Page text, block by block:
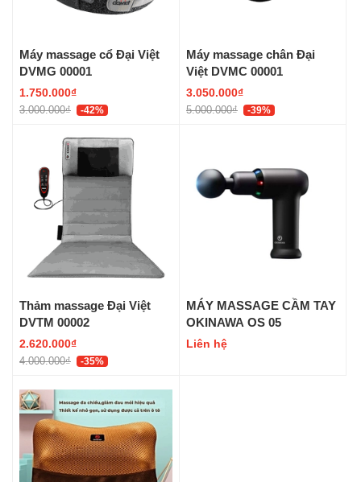
Máy massage cổ Đại Việt
DVMG 00001
1.750.000₫
3.000.000₫ -42%
Máy massage chân Đại
Việt DVMC 00001
3.050.000₫
5.000.000₫ -39%
Thảm massage Đại Việt
DVTM 00002
2.620.000₫
4.000.000₫ -35%
MÁY MASSAGE CẦM TAY
OKINAWA OS 05
Liên hệ